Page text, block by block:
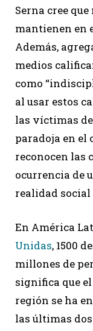
Serna cree
mantienen en
Además,
medios
como
al usar estos
las víctimas
paradoja en el
reconocen las
ocurrencia de
realidad social
En América
Unidas, 1500
millones de
significa que
región se ha
las últimas